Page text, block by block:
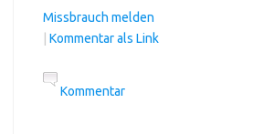
Missbrauch melden
Kommentar als Link
Kommentar